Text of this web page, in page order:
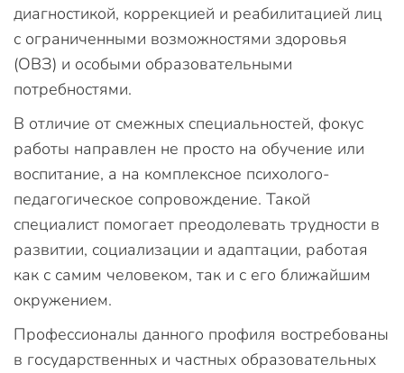
диагностикой, коррекцией и реабилитацией лиц
с ограниченными возможностями здоровья
(ОВЗ) и особыми образовательными
потребностями.
В отличие от смежных специальностей, фокус
работы направлен не просто на обучение или
воспитание, а на комплексное психолого-
педагогическое сопровождение. Такой
специалист помогает преодолевать трудности в
развитии, социализации и адаптации, работая
как с самим человеком, так и с его ближайшим
окружением.
Профессионалы данного профиля востребованы
в государственных и частных образовательных